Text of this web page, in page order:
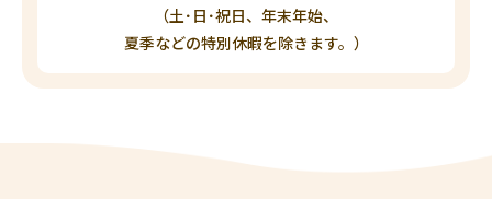
（土･日･祝日、年末年始、
夏季などの特別休暇を除きます。）